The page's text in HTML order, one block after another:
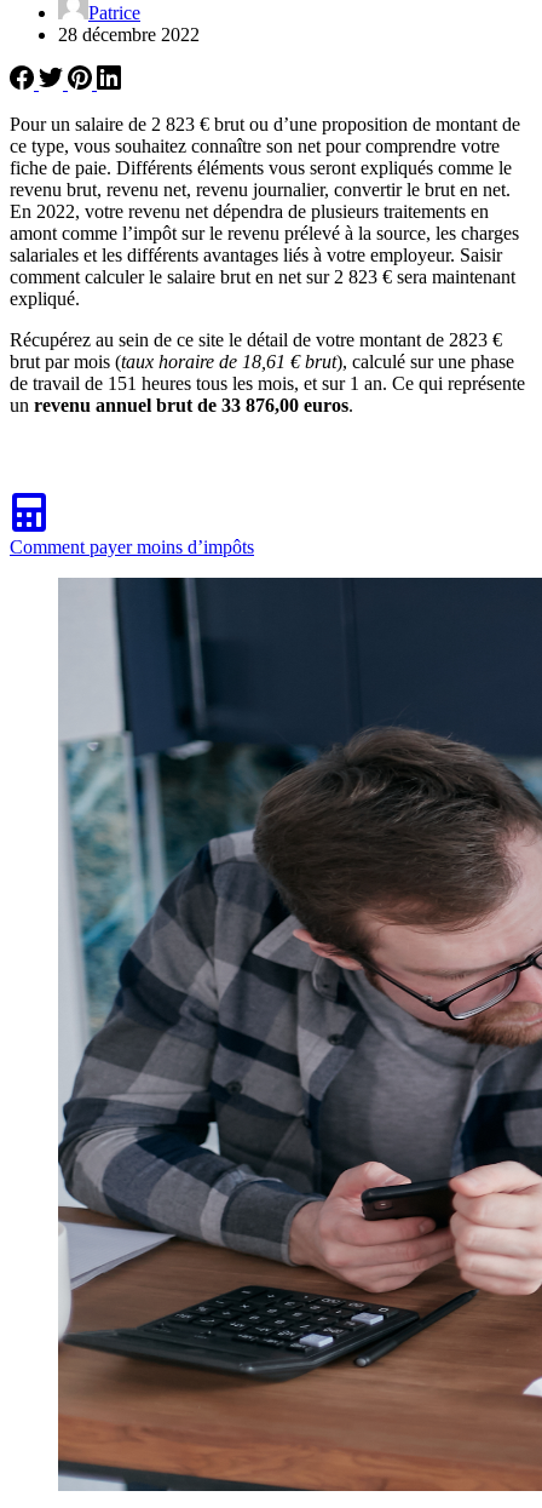
Patrice
28 décembre 2022
Pour un salaire de 2 823 € brut ou d’une proposition de montant de
ce type, vous souhaitez connaître son net pour comprendre votre
fiche de paie. Différents éléments vous seront expliqués comme le
revenu brut, revenu net, revenu journalier, convertir le brut en net.
En 2022, votre revenu net dépendra de plusieurs traitements en
amont comme l’impôt sur le revenu prélevé à la source, les charges
salariales et les différents avantages liés à votre employeur. Saisir
comment calculer le salaire brut en net sur 2 823 € sera maintenant
expliqué.
Récupérez au sein de ce site le détail de votre montant de 2823 €
brut par mois (taux horaire de 18,61 € brut), calculé sur une phase
de travail de 151 heures tous les mois, et sur 1 an. Ce qui représente
un revenu annuel brut de 33 876,00 euros.
Comment payer moins d’impôts